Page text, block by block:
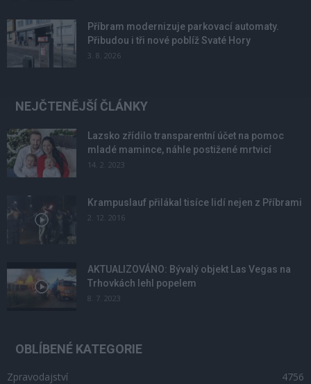
Příbram modernizuje parkovací automaty.
Přibudou i tři nové poblíž Svaté Hory
3. 8. 2026
NEJČTENĚJŠÍ ČLÁNKY
Lazsko zřídilo transparentní účet na pomoc
mladé mamince, náhle postižené mrtvicí
14. 2. 2023
Krampuslauf přilákal tisíce lidí nejen z Příbrami
2. 12. 2016
AKTUALIZOVÁNO: Bývalý objekt Las Vegas na
Trhovkách lehl popelem
8. 7. 2023
OBLÍBENÉ KATEGORIE
Zpravodajství
4756